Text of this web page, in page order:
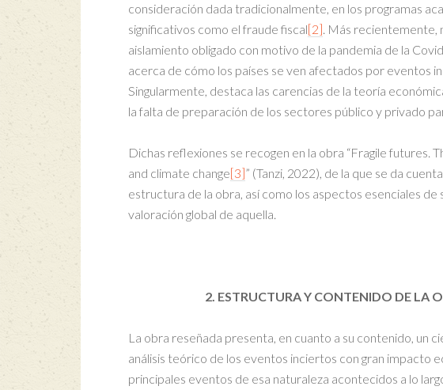
consideración dada tradicionalmente, en los programas
significativos como el fraude fiscal[2]. Más recientemente,
aislamiento obligado con motivo de la pandemia de la
acerca de cómo los países se ven afectados por eventos
Singularmente, destaca las carencias de la teoría
la falta de preparación de los sectores público y privado
Dichas reflexiones se recogen en la obra “Fragile futures.
and climate change[3]” (Tanzi, 2022), de la que se da
estructura de la obra, así como los aspectos esenciales
valoración global de aquella.
2. ESTRUCTURA Y CONTENIDO DE LA
La obra reseñada presenta, en cuanto a su contenido, un
análisis teórico de los eventos inciertos con gran impacto
principales eventos de esa naturaleza acontecidos a lo